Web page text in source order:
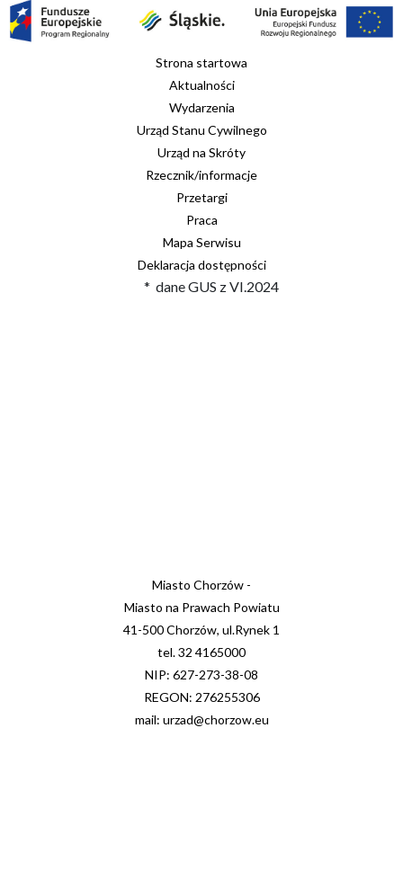
Strona startowa
Aktualności
Wydarzenia
Urząd Stanu Cywilnego
Urząd na Skróty
Rzecznik/informacje
Przetargi
Praca
Mapa Serwisu
Deklaracja dostępności
* dane GUS z VI.2024
Miasto Chorzów -
Miasto na Prawach Powiatu
41-500 Chorzów, ul.Rynek 1
tel. 32 4165000
NIP: 627-273-38-08
REGON: 276255306
mail: urzad@chorzow.eu